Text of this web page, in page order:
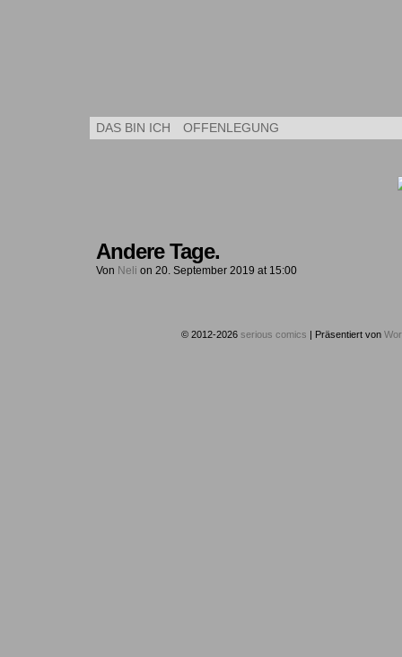
DAS BIN ICH OFFENLEGUNG
Andere Tage.
Von Neli on 20. September 2019 at 15:00
© 2012-2026 serious comics | Präsentiert von